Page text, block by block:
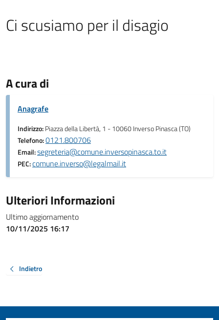
Ci scusiamo per il disagio
A cura di
Anagrafe
Indirizzo:Piazza della Libertà, 1 - 10060 Inverso Pinasca (TO)
Telefono:0121.800706
Email:segreteria@comune.inversopinasca.to.it
PEC:comune.inverso@legalmail.it
Ulteriori Informazioni
Ultimo aggiornamento
10/11/2025 16:17
Indietro